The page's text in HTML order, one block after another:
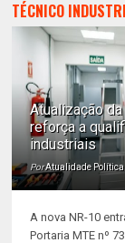
TÉCNICO
Atualização
reforça a
industriais
PorAtualidade Política
A nova NR-10
Portaria MTE nº